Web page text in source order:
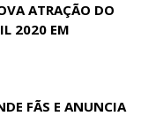
ATRAÇÃO DO
2020 EM
FÃS E ANUNCIA